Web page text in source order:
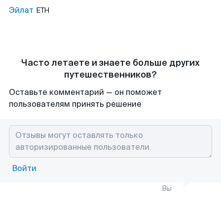
Эйлат ETH
Часто летаете и знаете больше других
путешественников?
Оставьте комментарий — он поможет
пользователям принять решение
Войти
Вы